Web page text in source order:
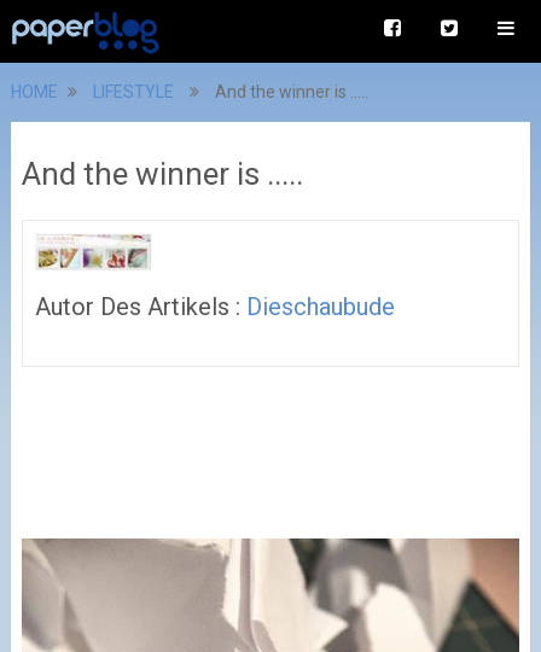
HOME LIFESTYLE And the winner is .....
And the winner is .....
Autor Des Artikels : Dieschaubude